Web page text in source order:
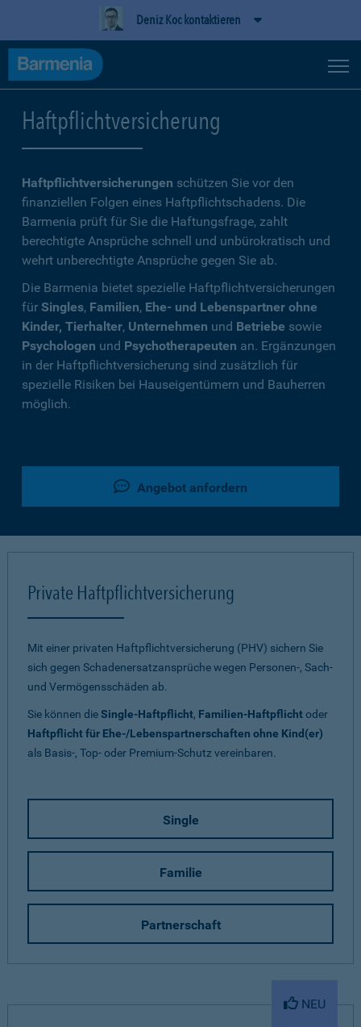
Deniz Koc kontaktieren
Haftpflichtversicherung
Haftpflichtversicherungen schützen Sie vor den
finanziellen Folgen eines Haftpflichtschadens. Die
Barmenia prüft für Sie die Haftungsfrage, zahlt
berechtigte Ansprüche schnell und unbürokratisch und
wehrt unberechtigte Ansprüche gegen Sie ab.
Die Barmenia bietet spezielle Haftpflichtversicherungen
für Singles, Familien, Ehe- und Lebenspartner ohne
Kinder, Tierhalter, Unternehmen und Betriebe sowie
Psychologen und Psychotherapeuten an. Ergänzungen
in der Haftpflichtversicherung sind zusätzlich für
spezielle Risiken bei Hauseigentümern und Bauherren
möglich.
Angebot anfordern
Private Haftpflichtversicherung
Mit einer privaten Haftpflichtversicherung (PHV) sichern Sie
sich gegen Schadenersatzansprüche wegen Personen-, Sach-
und Vermögensschäden ab.
Sie können dieSingle-Haftpflicht, Familien-Haftpflichtoder
Haftpflicht für Ehe-/Lebenspartnerschaften ohne Kind(er)
als Basis-, Top- oder Premium-Schutz vereinbaren.
Single
Familie
Partnerschaft
NEU